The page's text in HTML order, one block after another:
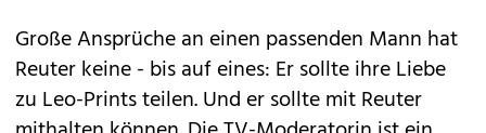
Große Ansprüche an einen passenden Mann hat
Reuter keine - bis auf eines: Er sollte ihre Liebe
zu Leo-Prints teilen. Und er sollte mit Reuter